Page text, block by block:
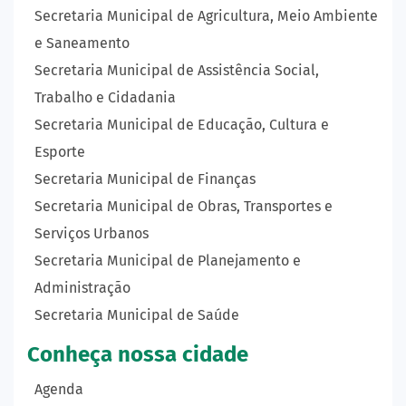
Secretaria Municipal de Agricultura, Meio Ambiente
e Saneamento
Secretaria Municipal de Assistência Social,
Trabalho e Cidadania
Secretaria Municipal de Educação, Cultura e
Esporte
Secretaria Municipal de Finanças
Secretaria Municipal de Obras, Transportes e
Serviços Urbanos
Secretaria Municipal de Planejamento e
Administração
Secretaria Municipal de Saúde
Conheça nossa cidade
Agenda